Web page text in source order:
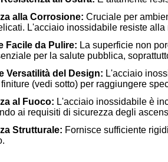
alla Corrosione: Cruciale per
L'acciaio inossidabile resiste
Facile da Pulire: La superficie non
per la salute pubblica,
Versatilità del Design: L'acciaio
(vedi sotto) per raggiungere
al Fuoco: L'acciaio inossidabile è
ai requisiti di sicurezza degli
Strutturale: Fornisce sufficiente